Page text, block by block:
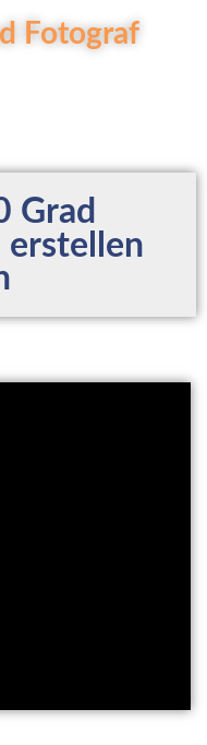
Fotograf
Grad
erstellen